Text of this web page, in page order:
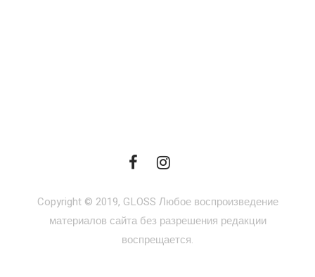
Copyright © 2019, GLOSS Любое воспроизведение
материалов сайта без разрешения редакции
воспрещается.